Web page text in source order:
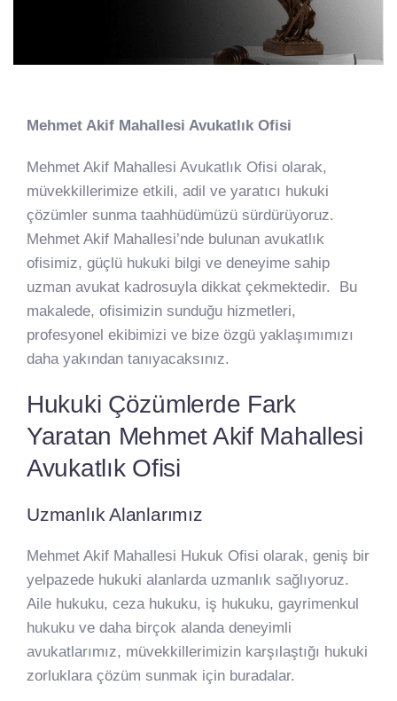
Mehmet Akif Mahallesi Avukatlık Ofisi
Mehmet Akif Mahallesi Avukatlık Ofisi olarak,
müvekkillerimize etkili, adil ve yaratıcı hukuki
çözümler sunma taahhüdümüzü sürdürüyoruz.
Mehmet Akif Mahallesi’nde bulunan avukatlık
ofisimiz, güçlü hukuki bilgi ve deneyime sahip
uzman avukat kadrosuyla dikkat çekmektedir. Bu
makalede, ofisimizin sunduğu hizmetleri,
profesyonel ekibimizi ve bize özgü yaklaşımımızı
daha yakından tanıyacaksınız.
Hukuki Çözümlerde Fark
Yaratan Mehmet Akif Mahallesi
Avukatlık Ofisi
Uzmanlık Alanlarımız
Mehmet Akif Mahallesi Hukuk Ofisi olarak, geniş bir
yelpazede hukuki alanlarda uzmanlık sağlıyoruz.
Aile hukuku, ceza hukuku, iş hukuku, gayrimenkul
hukuku ve daha birçok alanda deneyimli
avukatlarımız, müvekkillerimizin karşılaştığı hukuki
zorluklara çözüm sunmak için buradalar.